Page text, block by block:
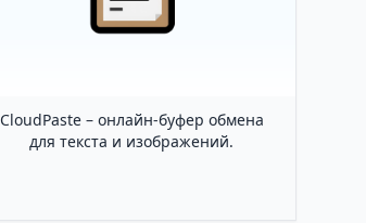
CloudPaste – онлайн-буфер обмена
для текста и изображений.